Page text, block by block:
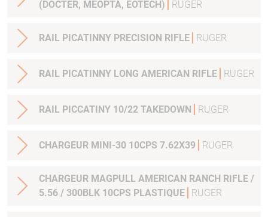
(DOCTER, MEOPTA, EOTECH) RUGER
RAIL PICATINNY PRECISION RIFLE RUGER
RAIL PICATINNY LONG AMERICAN RIFLE RUGER
RAIL PICCATINY 10/22 TAKEDOWN RUGER
CHARGEUR MINI-30 10CPS 7.62X39 RUGER
CHARGEUR MAGPULL AMERICAN RANCH RIFLE /
5.56 / 300BLK 10CPS PLASTIQUE
RUGER